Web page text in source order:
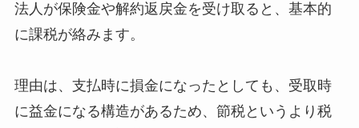
法人が保険金や解約返戻金を受け取ると、基本的
に課税が絡みます。
理由は、支払時に損金になったとしても、受取時
に益金になる構造があるため、節税というより税